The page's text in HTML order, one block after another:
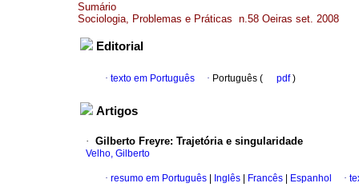
Sumário
Sociologia, Problemas e Práticas n.58 Oeiras set. 2008
Editorial
· texto em Português · Português ( pdf)
Artigos
· Gilberto Freyre: Trajetória e singularidade
Velho, Gilberto
· resumo em Português Inglês Francês Espanhol ·